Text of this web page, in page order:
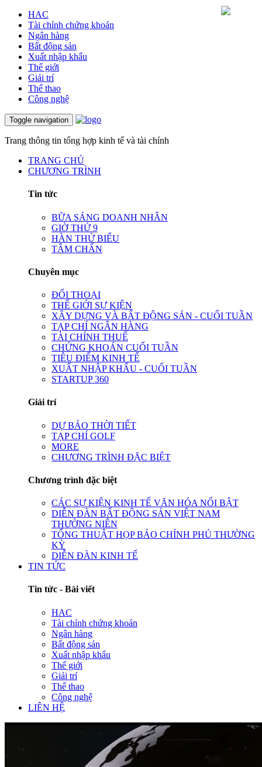
HAC
Tài chính chứng khoán
Ngân hàng
Bất động sản
Xuất nhập khẩu
Thế giới
Giải trí
Thể thao
Công nghệ
Toggle navigation
Trang thông tin tổng hợp kinh tế và tài chính
TRANG CHỦ
CHƯƠNG TRÌNH
Tin tức
BỮA SÁNG DOANH NHÂN
GIỜ THỨ 9
HÀN THỬ BIỂU
TÂM CHẤN
Chuyên mục
ĐỐI THOẠI
THẾ GIỚI SỰ KIỆN
XÂY DỰNG VÀ BẤT ĐỘNG SẢN - CUỐI TUẦN
TẠP CHÍ NGÂN HÀNG
TÀI CHÍNH THUẾ
CHỨNG KHOÁN CUỐI TUẦN
TIÊU ĐIỂM KINH TẾ
XUẤT NHẬP KHẨU - CUỐI TUẦN
STARTUP 360
Giải trí
DỰ BÁO THỜI TIẾT
TẠP CHÍ GOLF
MORE
CHƯƠNG TRÌNH ĐẶC BIỆT
Chương trình đặc biệt
CÁC SỰ KIỆN KINH TẾ VĂN HÓA NỔI BẬT
DIỄN ĐÀN BẤT ĐỘNG SẢN VIỆT NAM
THƯỜNG NIÊN
TỔNG THUẬT HỌP BÁO CHÍNH PHỦ THƯỜNG
KỲ
DIỄN ĐÀN KINH TẾ
TIN TỨC
Tin tức - Bài viết
HAC
Tài chính chứng khoán
Ngân hàng
Bất động sản
Xuất nhập khẩu
Thế giới
Giải trí
Thể thao
Công nghệ
LIÊN HỆ